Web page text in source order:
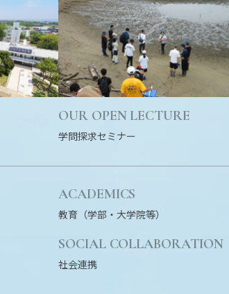
OUR OPEN LECTURE
学問探求セミナー
ACADEMICS
教育（学部・大学院等）
SOCIAL COLLABORATION
社会連携